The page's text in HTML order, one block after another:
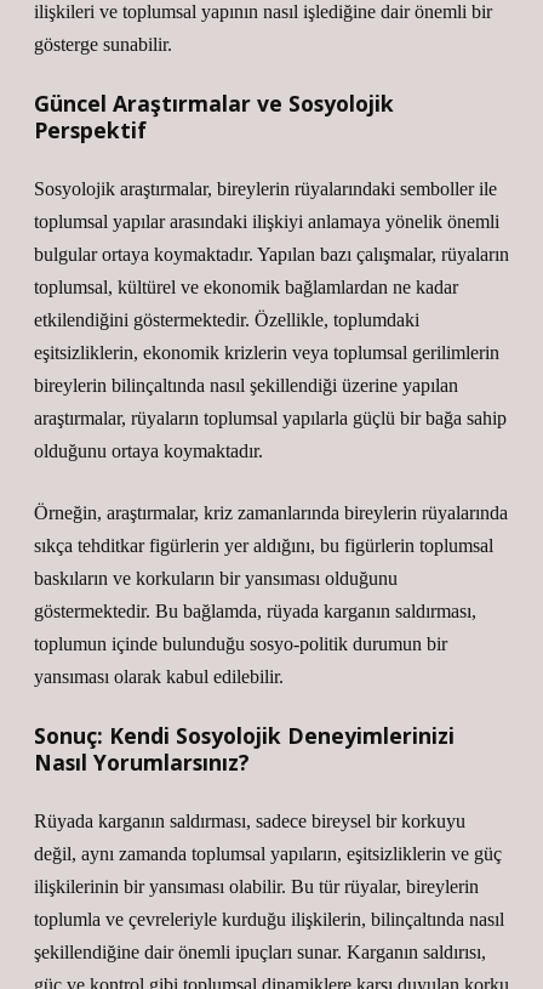
ilişkileri ve toplumsal yapının nasıl işlediğine dair önemli bir
gösterge sunabilir.
Güncel Araştırmalar ve Sosyolojik
Perspektif
Sosyolojik araştırmalar, bireylerin rüyalarındaki semboller ile
toplumsal yapılar arasındaki ilişkiyi anlamaya yönelik önemli
bulgular ortaya koymaktadır. Yapılan bazı çalışmalar, rüyaların
toplumsal, kültürel ve ekonomik bağlamlardan ne kadar
etkilendiğini göstermektedir. Özellikle, toplumdaki
eşitsizliklerin, ekonomik krizlerin veya toplumsal gerilimlerin
bireylerin bilinçaltında nasıl şekillendiği üzerine yapılan
araştırmalar, rüyaların toplumsal yapılarla güçlü bir bağa sahip
olduğunu ortaya koymaktadır.
Örneğin, araştırmalar, kriz zamanlarında bireylerin rüyalarında
sıkça tehditkar figürlerin yer aldığını, bu figürlerin toplumsal
baskıların ve korkuların bir yansıması olduğunu
göstermektedir. Bu bağlamda, rüyada karganın saldırması,
toplumun içinde bulunduğu sosyo-politik durumun bir
yansıması olarak kabul edilebilir.
Sonuç: Kendi Sosyolojik Deneyimlerinizi
Nasıl Yorumlarsınız?
Rüyada karganın saldırması, sadece bireysel bir korkuyu
değil, aynı zamanda toplumsal yapıların, eşitsizliklerin ve güç
ilişkilerinin bir yansıması olabilir. Bu tür rüyalar, bireylerin
toplumla ve çevreleriyle kurduğu ilişkilerin, bilinçaltında nasıl
şekillendiğine dair önemli ipuçları sunar. Karganın saldırısı,
güç ve kontrol gibi toplumsal dinamiklere karşı duyulan korku